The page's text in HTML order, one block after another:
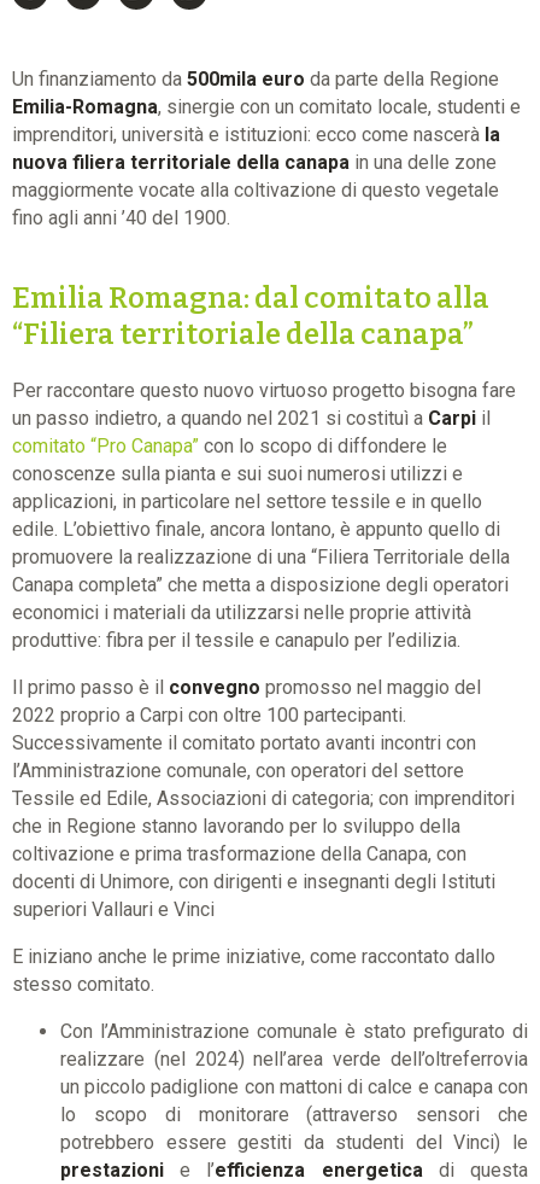
Un finanziamento da 500mila euro da parte della Regione
Emilia-Romagna, sinergie con un comitato locale, studenti e
imprenditori, università e istituzioni: ecco come nascerà la
nuova filiera territoriale della canapa in una delle zone
maggiormente vocate alla coltivazione di questo vegetale
fino agli anni ’40 del 1900.
Emilia Romagna: dal comitato alla
“Filiera territoriale della canapa”
Per raccontare questo nuovo virtuoso progetto bisogna fare
un passo indietro, a quando nel 2021 si costituì a Carpi il
comitato “Pro Canapa” con lo scopo di diffondere le
conoscenze sulla pianta e sui suoi numerosi utilizzi e
applicazioni, in particolare nel settore tessile e in quello
edile. L’obiettivo finale, ancora lontano, è appunto quello di
promuovere la realizzazione di una “Filiera Territoriale della
Canapa completa” che metta a disposizione degli operatori
economici i materiali da utilizzarsi nelle proprie attività
produttive: fibra per il tessile e canapulo per l’edilizia.
Il primo passo è il convegno promosso nel maggio del
2022 proprio a Carpi con oltre 100 partecipanti.
Successivamente il comitato portato avanti incontri con
l’Amministrazione comunale, con operatori del settore
Tessile ed Edile, Associazioni di categoria; con imprenditori
che in Regione stanno lavorando per lo sviluppo della
coltivazione e prima trasformazione della Canapa, con
docenti di Unimore, con dirigenti e insegnanti degli Istituti
superiori Vallauri e Vinci
E iniziano anche le prime iniziative, come raccontato dallo
stesso comitato.
Con l’Amministrazione comunale è stato prefigurato di
realizzare (nel 2024) nell’area verde dell’oltreferrovia
un piccolo padiglione con mattoni di calce e canapa con
lo scopo di monitorare (attraverso sensori che
potrebbero essere gestiti da studenti del Vinci) le
prestazioni e l’efficienza energeticadi questa